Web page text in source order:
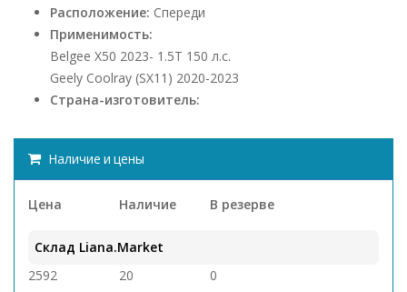
Расположение: Спереди
Применимость:
Belgee X50 2023- 1.5Т 150 л.с.
Geely Coolray (SX11) 2020-2023
Страна-изготовитель:
Наличие и цены
Цена Наличие В резерве
Склад Liana.Market
2592
20 0